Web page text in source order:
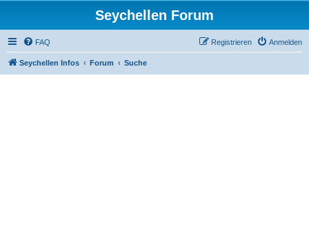
Seychellen Forum
FAQ Anmelden
Registrieren
Seychellen Infos Forum Suche